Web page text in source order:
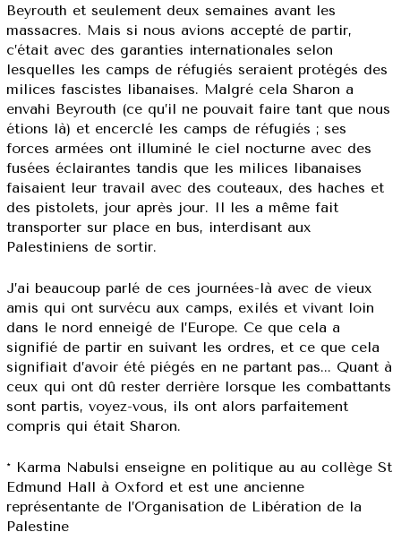
Beyrouth et seulement deux semaines avant les
massacres. Mais si nous avions accepté de partir,
c’était avec des garanties internationales selon
lesquelles les camps de réfugiés seraient protégés des
milices fascistes libanaises. Malgré cela Sharon a
envahi Beyrouth (ce qu’il ne pouvait faire tant que nous
étions là) et encerclé les camps de réfugiés ; ses
forces armées ont illuminé le ciel nocturne avec des
fusées éclairantes tandis que les milices libanaises
faisaient leur travail avec des couteaux, des haches et
des pistolets, jour après jour. Il les a même fait
transporter sur place en bus, interdisant aux
Palestiniens de sortir.
J’ai beaucoup parlé de ces journées-là avec de vieux
amis qui ont survécu aux camps, exilés et vivant loin
dans le nord enneigé de l’Europe. Ce que cela a
signifié de partir en suivant les ordres, et ce que cela
signifiait d’avoir été piégés en ne partant pas... Quant à
ceux qui ont dû rester derrière lorsque les combattants
sont partis, voyez-vous, ils ont alors parfaitement
compris qui était Sharon.
* Karma Nabulsi enseigne en politique au au collège St
Edmund Hall à Oxford et est une ancienne
représentante de l’Organisation de Libération de la
Palestine